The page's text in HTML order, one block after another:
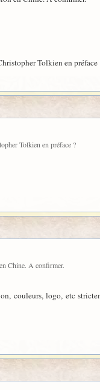
Tolkien en préface
Tolkien en préface ?
Chine. A confirmer.
couleurs, logo, etc